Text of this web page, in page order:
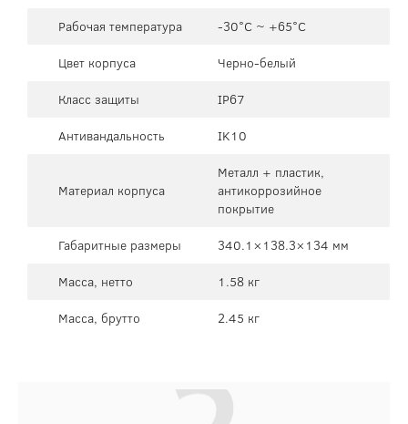
Рабочая температура
-30°C ~ +65°C
Цвет корпуса
Черно-белый
Класс защиты
IP67
Антивандальность
IK10
Материал корпуса
Металл + пластик,
антикоррозийное
покрытие
Габаритные размеры
340.1×138.3×134 мм
Масса, нетто
1.58 кг
Масса, брутто
2.45 кг